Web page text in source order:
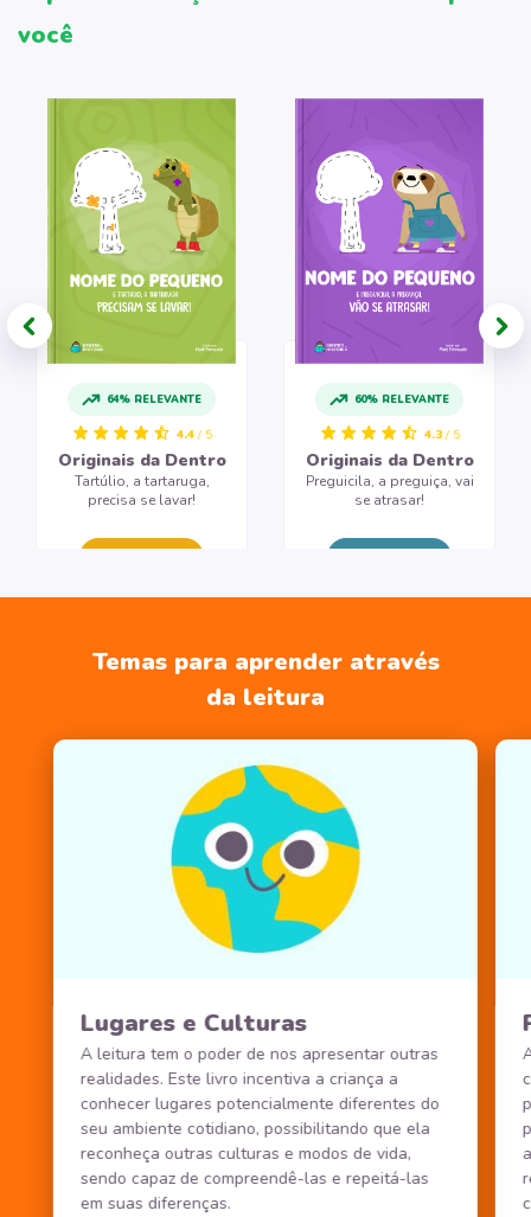
você
64% RELEVANTE
4.4 / 5
Originais da Dentro
Tartúlio, a tartaruga,
precisa se lavar!
60% RELEVANTE
4.3 / 5
Originais da Dentro
Preguicila, a preguiça, vai
se atrasar!
Temas para aprender através
da leitura
Lugares e Culturas
A leitura tem o poder de nos apresentar outras
realidades. Este livro incentiva a criança a
conhecer lugares potencialmente diferentes do
seu ambiente cotidiano, possibilitando que ela
reconheça outras culturas e modos de vida,
sendo capaz de compreendê-las e repeitá-las
em suas diferenças.